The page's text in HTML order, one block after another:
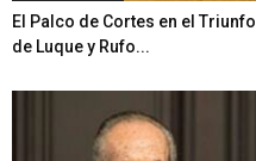
El Palco de Cortes en el Triunfo
de Luque y Rufo...